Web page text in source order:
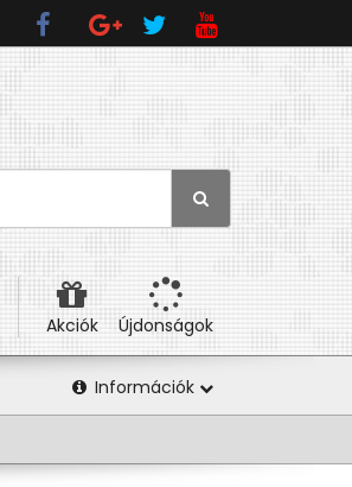
Újdonságok
Akciók
Információk